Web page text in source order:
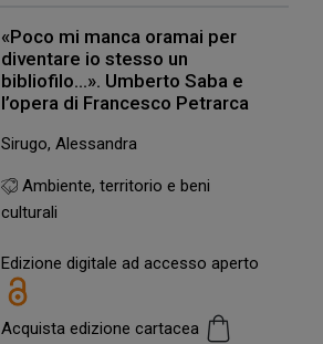
«Poco mi manca oramai per
diventare io stesso un
bibliofilo…». Umberto Saba e
l’opera di Francesco Petrarca
Sirugo, Alessandra
Ambiente, territorio e beni
culturali
Edizione digitale ad accesso aperto
Acquista edizione cartacea